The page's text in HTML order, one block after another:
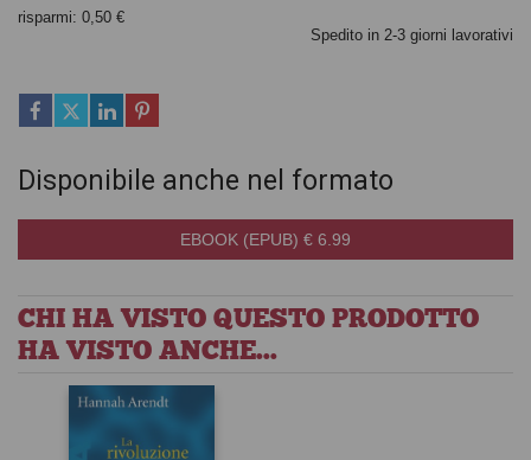
risparmi: 0,50 €
Spedito in 2-3 giorni lavorativi
Disponibile anche nel formato
EBOOK (EPUB) € 6.99
CHI HA VISTO QUESTO PRODOTTO
HA VISTO ANCHE...